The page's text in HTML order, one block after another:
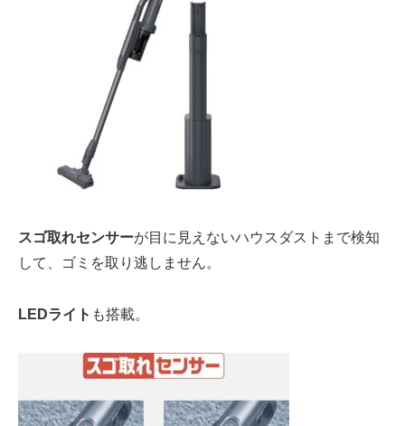
スゴ取れセンサーが目に見えないハウスダストまで検知
して、ゴミを取り逃しません。
LEDライト も搭載。